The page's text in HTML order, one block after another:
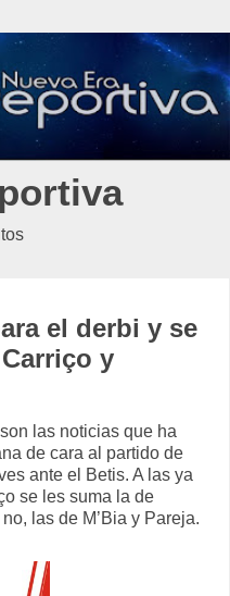
el derbi y se
y
las noticias que ha
de cara al partido de
ante el Betis. A las ya
se les suma la de
las de M’Bia y Pareja.